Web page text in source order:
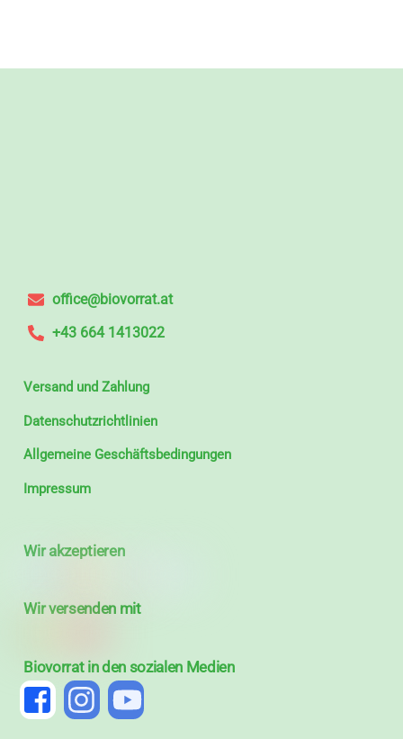
office@biovorrat.at
+43 664 1413022
Versand und Zahlung
Datenschutzrichtlinien
Allgemeine Geschäftsbedingungen
Impressum
Wir akzeptieren
Wir versenden mit
Biovorrat in den sozialen Medien